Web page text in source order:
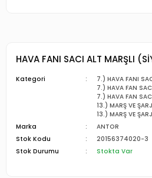
HAVA FANI SACI ALT MARŞLI
Kategori 7.) HAVA FANI
7.) HAVA FAN
7.) HAVA FAN
13.) MARŞ VE
13.) MARŞ VE
Marka
ANTOR
Stok Kodu
20156374020-3
Stok Durumu
Stokta Var